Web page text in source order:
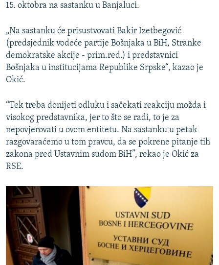
15. oktobra na sastanku u Banjaluci.
„Na sastanku će prisustvovati Bakir Izetbegović
(predsjednik vodeće partije Bošnjaka u BiH, Stranke
demokratske akcije - prim.red.) i predstavnici
Bošnjaka u institucijama Republike Srpske“, kazao je
Okić.
“Tek treba donijeti odluku i sačekati reakciju možda i
visokog predstavnika, jer to što se radi, to je za
nepovjerovati u ovom entitetu. Na sastanku u petak
razgovaraćemo u tom pravcu, da se pokrene pitanje tih
zakona pred Ustavnim sudom BiH”, rekao je Okić za
RSE.